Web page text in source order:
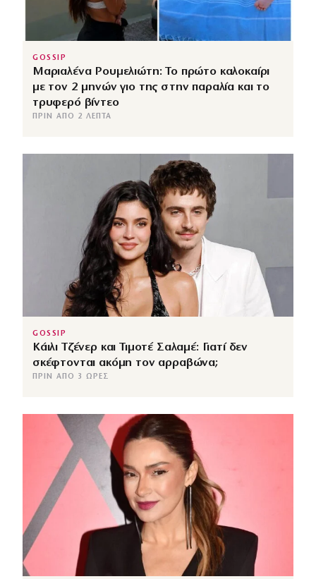
GOSSIP
Μαριαλένα Ρουμελιώτη: Το πρώτο καλοκαίρι
με τον 2 μηνών γιο της στην παραλία και το
τρυφερό βίντεο
ΠΡΙΝ ΑΠΌ 2 ΛΕΠΤΆ
GOSSIP
Κάιλι Τζένερ και Τιμοτέ Σαλαμέ: Γιατί δεν
σκέφτονται ακόμη τον αρραβώνα;
ΠΡΙΝ ΑΠΌ 3 ΏΡΕΣ